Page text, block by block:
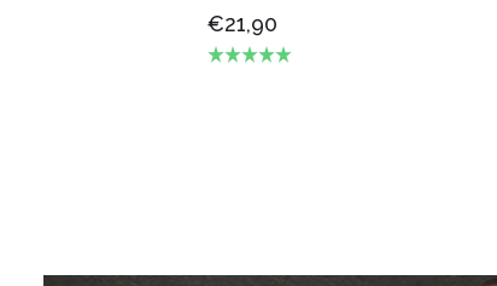
€21,90